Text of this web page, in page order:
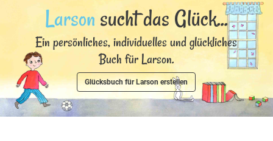
Larson sucht das Glück...
Ein persönliches, individuelles und glückliches
Buch für Larson.
Glücksbuch für Larson erstellen